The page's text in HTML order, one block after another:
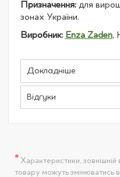
Призначення: для
зонах України.
Виробник: Enza Zaden,
Докладніше
Відгуки
* Характеристики, зовнішній
товару можуть змінюватись